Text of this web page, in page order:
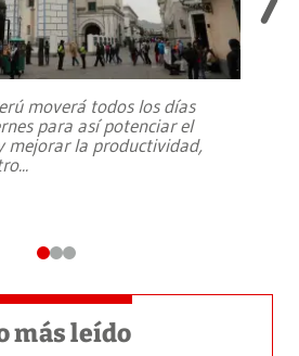
moverá todos los días
para así potenciar el
mejorar la productividad,
...
más leído